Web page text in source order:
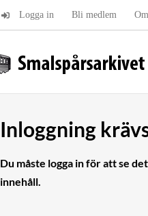
Logga in Bli medlem
Inloggning
Du måste logga in för att se
innehåll.